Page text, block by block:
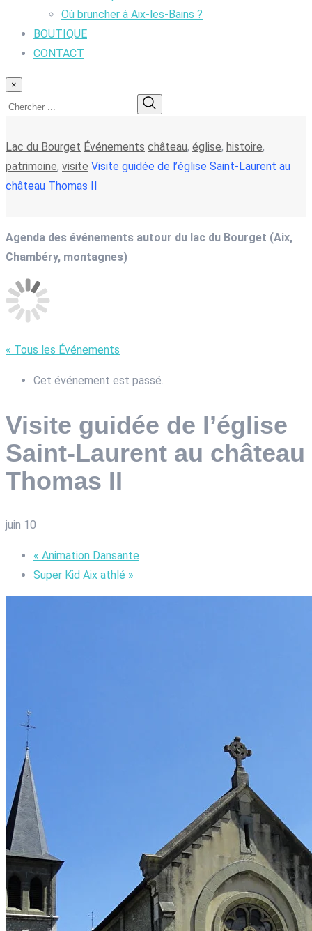
Où bruncher à Aix-les-Bains ?
BOUTIQUE
CONTACT
×
Lac du Bourget Événements château, église, histoire,
patrimoine, visite Visite guidée de l’église Saint-Laurent au
château Thomas II
Agenda des événements autour du lac du Bourget (Aix,
Chambéry, montagnes)
« Tous les Événements
Cet événement est passé.
Visite guidée de l’église
Saint-Laurent au château
Thomas II
juin 10
« Animation Dansante
Super Kid Aix athlé »